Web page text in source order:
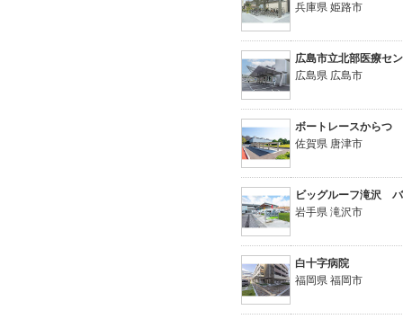
兵庫県 姫路市
広島市立北部医療セ
広島県 広島市
ボートレースからつ
佐賀県 唐津市
ビッグルーフ滝沢
岩手県 滝沢市
白十字病院
福岡県 福岡市